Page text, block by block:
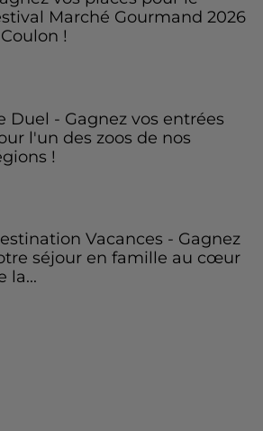
Marché Gourmand 2026
!
Duel - Gagnez vos entrées
l'un des zoos de nos
!
Vacances - Gagnez
séjour en famille au cœur
la...